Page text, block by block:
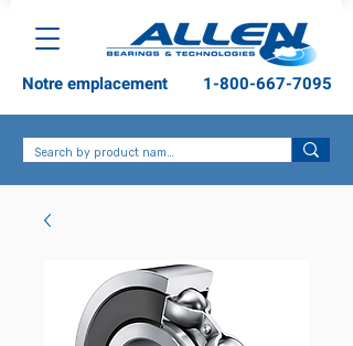
1-800-667-7095
Notre emplacement